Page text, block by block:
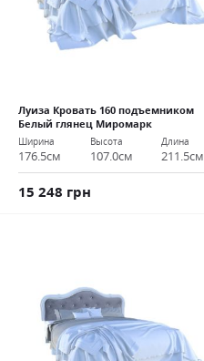
Луиза Кровать 160 подъемником
Белый глянец Миромарк
Ширина
176.5см
Высота
107.0см
Длина
211.5см
15 248 грн